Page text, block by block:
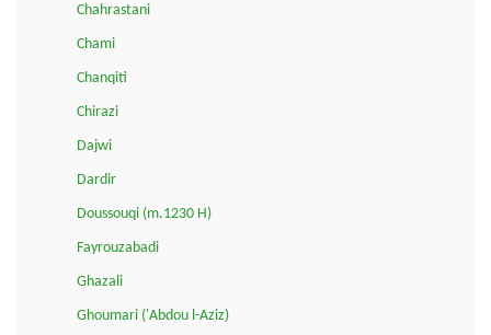
Chahrastani
Chami
Chanqiti
Chirazi
Dajwi
Dardir
Doussouqi (m.1230 H)
Fayrouzabadi
Ghazali
Ghoumari ('Abdou l-Aziz)